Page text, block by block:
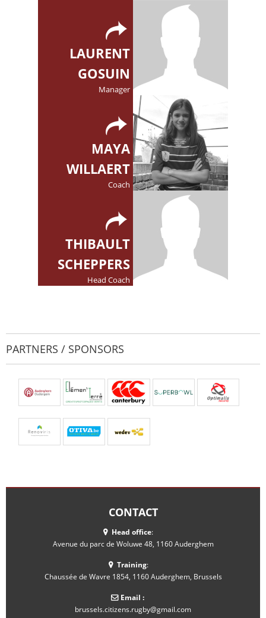
LAURENT
GOSUIN
Manager
MAYA
WILLAERT
Coach
THIBAULT
SCHEPPERS
Head Coach
PARTNERS / SPONSORS
CONTACT
Head office:
Avenue du parc de Woluwe 48, 1160 Auderghem
Training:
Chaussée de Wavre 1854, 1160 Auderghem, Brussels
Email :
brussels.citizens.rugby@gmail.com